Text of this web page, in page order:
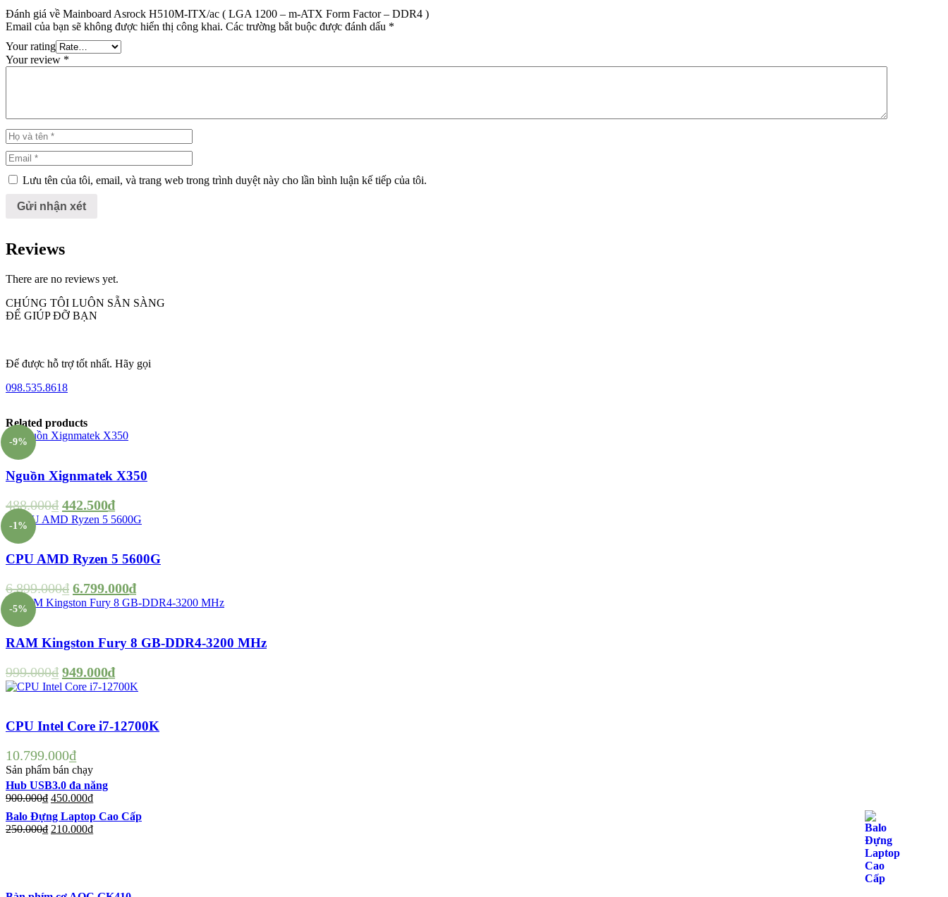
Đánh giá về Mainboard Asrock H510M-ITX/ac ( LGA 1200 – m-ATX Form Factor – DDR4 )
Email của bạn sẽ không được hiển thị công khai. Các trường bắt buộc được đánh dấu *
Your rating
Your review *
Lưu tên của tôi, email, và trang web trong trình duyệt này cho lần bình luận kế tiếp của tôi.
Reviews
There are no reviews yet.
CHÚNG TÔI LUÔN SẴN SÀNG
ĐỂ GIÚP ĐỠ BẠN
Để được hỗ trợ tốt nhất. Hãy gọi
098.535.8618
Related products
-9%
Nguồn Xignmatek X350
488.000₫ 442.500₫
-1%
CPU AMD Ryzen 5 5600G
6.899.000₫ 6.799.000₫
-5%
RAM Kingston Fury 8 GB-DDR4-3200 MHz
999.000₫ 949.000₫
CPU Intel Core i7-12700K
10.799.000₫
Sản phẩm bán chạy
Hub USB3.0 đa năng
900.000₫ 450.000₫
Balo Đựng Laptop Cao Cấp
250.000₫ 210.000₫